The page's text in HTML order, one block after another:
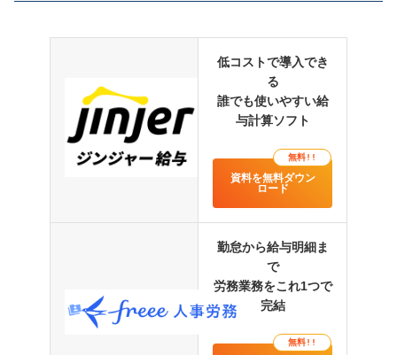
低コストで導入でき
る
誰でも使いやすい給
与計算ソフト
無料!!
資料を無料ダウン
ロード
勤怠から給与明細ま
で
労務業務をこれ1つで
完結
無料!!